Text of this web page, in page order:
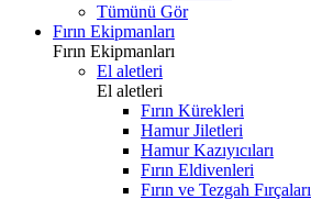
Tümünü Gör
Fırın Ekipmanları
Fırın Ekipmanları
El aletleri
El aletleri
Fırın Kürekleri
Hamur Jiletleri
Hamur Kazıyıcıları
Fırın Eldivenleri
Fırın ve Tezgah Fırçaları